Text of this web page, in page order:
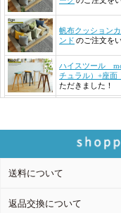
送料について
返品交換について